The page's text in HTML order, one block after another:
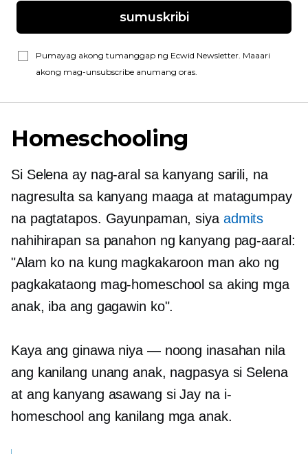
sumuskribi
Pumayag akong tumanggap ng Ecwid Newsletter. Maaari
akong mag-unsubscribe anumang oras.
Homeschooling
Si Selena ay nag-aral sa kanyang sarili, na
nagresulta sa kanyang maaga at matagumpay
na pagtatapos. Gayunpaman, siya admits
nahihirapan sa panahon ng kanyang pag-aaral:
"Alam ko na kung magkakaroon man ako ng
pagkakataong mag-homeschool sa aking mga
anak, iba ang gagawin ko".
Kaya ang ginawa niya — noong inasahan nila
ang kanilang unang anak, nagpasya si Selena
at ang kanyang asawang si Jay na i-
homeschool ang kanilang mga anak.